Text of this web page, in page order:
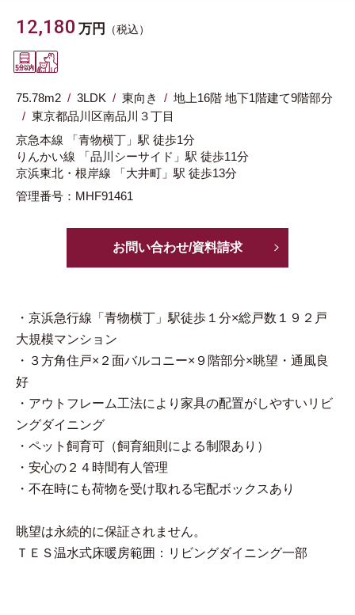
12,180 万円 （税込）
75.78m2 3LDK 東向き
地上16階 地下1階建て9階部分
東京都品川区南品川３丁目
京急本線
「青物横丁」駅 徒歩1分
りんかい線
「品川シーサイド」駅 徒歩11分
京浜東北・根岸線
「大井町」駅 徒歩13分
管理番号：MHF91461
お問い合わせ/資料請求
・京浜急行線「青物横丁」駅徒歩１分×総戸数１９２戸
大規模マンション
・３方角住戸×２面バルコニー×９階部分×眺望・通風良
好
・アウトフレーム工法により家具の配置がしやすいリビ
ングダイニング
・ペット飼育可（飼育細則による制限あり）
・安心の２４時間有人管理
・不在時にも荷物を受け取れる宅配ボックスあり
眺望は永続的に保証されません。
ＴＥＳ温水式床暖房範囲：リビングダイニング一部